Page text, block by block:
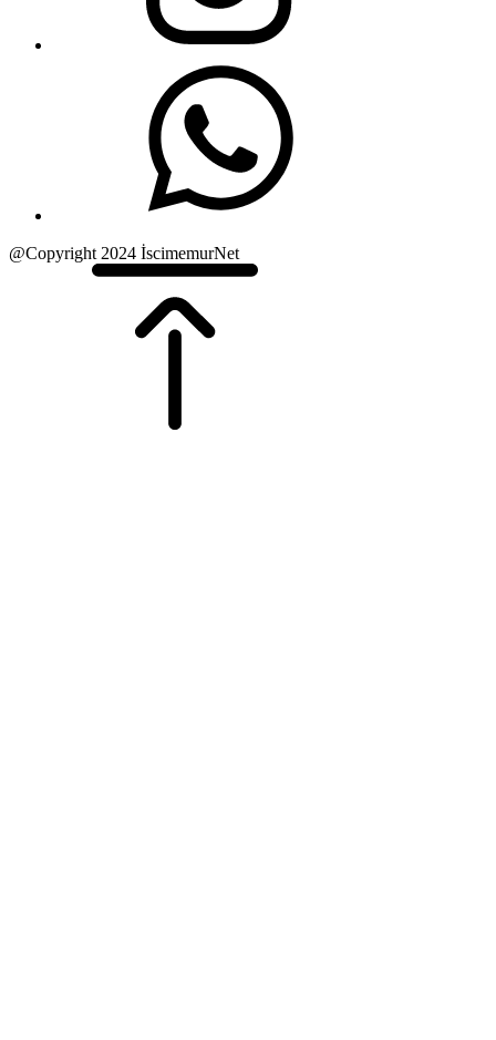
@Copyright 2024 İscimemurNet